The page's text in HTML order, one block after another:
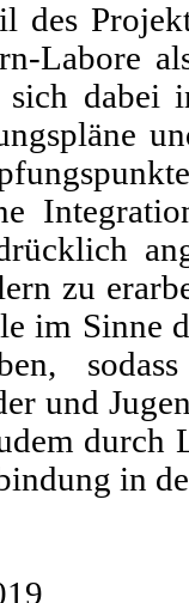
des
Labore
dabei
zu
im Sinne
und
durch
in